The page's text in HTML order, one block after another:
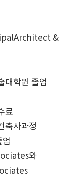
&
대학원 졸업
료
축사과정
와